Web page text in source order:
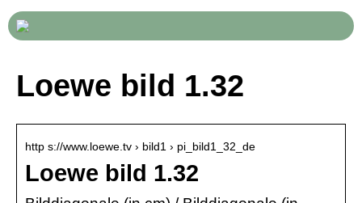
Loewe bild 1.32
http s://www.loewe.tv › bild1 › pi_bild1_32_de
Loewe bild 1.32